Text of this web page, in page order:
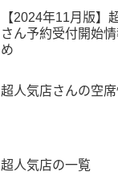
【2024年11月版】
さん予約受付開始情
め
超人気店さんの空
超人気店の一覧